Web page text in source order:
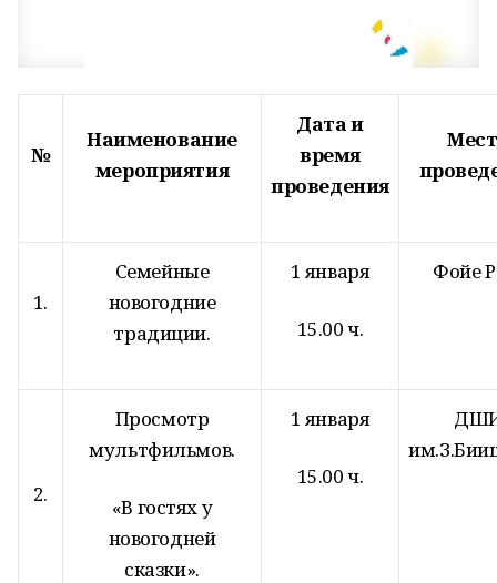
№
Наименование
мероприятия
Дата и
время
проведения
1.
Семейные
новогодние
традиции.
1 января
15.00 ч.
Фойе
2.
Просмотр
мультфильмов.
«В гостях у
новогодней
сказки».
1 января
15.00 ч.